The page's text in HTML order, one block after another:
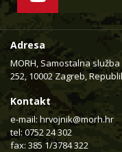
Adresa
MORH, Samostalna
252, 10002 Zagreb,
Kontakt
e-mail: hrvojnik@morh.hr
tel: 0752 24 302
fax: 385 1/3784 322